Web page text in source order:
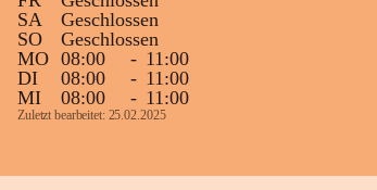
SA
Geschlossen
SO
Geschlossen
MO 08:00 - 11:00
DI
08:00 - 11:00
MI
08:00 - 11:00
Zuletzt bearbeitet: 25.02.2025